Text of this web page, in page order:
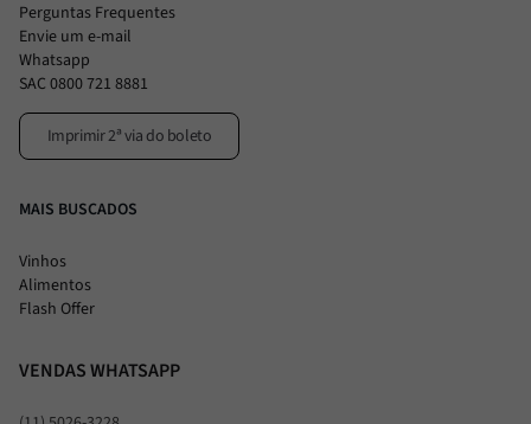
Perguntas Frequentes
Envie um e-mail
Whatsapp
SAC 0800 721 8881
Imprimir 2ª via do boleto
MAIS BUSCADOS
Vinhos
Alimentos
Flash Offer
VENDAS WHATSAPP